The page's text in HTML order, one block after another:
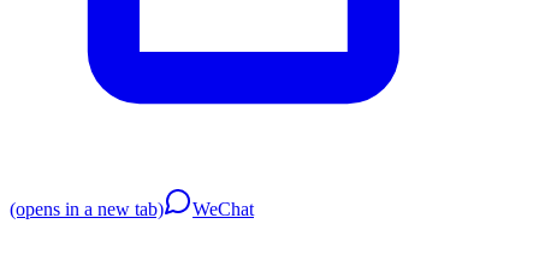
(opens in a new tab) WeChat